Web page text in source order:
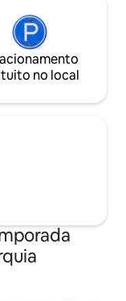
no local